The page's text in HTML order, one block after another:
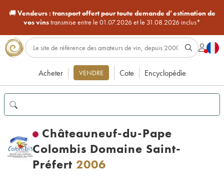
🚚Vendeurs : transport offert pour toute demande d’estimation de
vos vinstransmise entre le 01.07.2026 et le 31.08.2026 inclus*
Acheter VENDRE Cote Encyclopédie
Châteauneuf-du-Pape
Colombis Domaine Saint-
Préfert 2006